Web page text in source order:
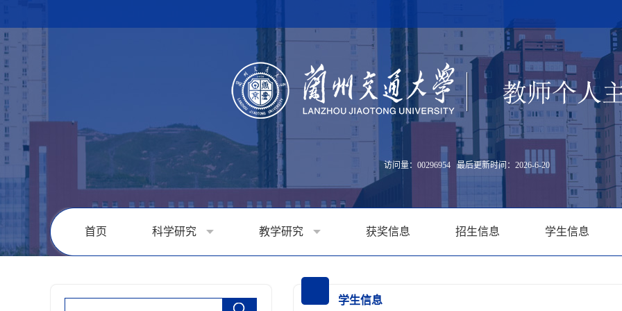
访问量： 00296954 最后更新时间： 2026-6-20
首页 科学研究 教学研究 获奖信息 招生信息 学生信息
学生信息